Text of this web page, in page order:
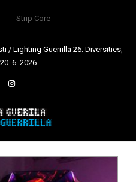
Strip Core
/ Lighting Guerrilla 26: Diversities,
6. 2026